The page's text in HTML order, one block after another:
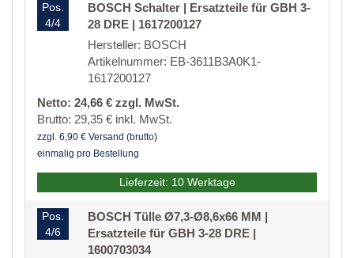
Pos.
4/4
BOSCH Schalter | Ersatzteile für GBH 3-
28 DRE | 1617200127
Hersteller: BOSCH
Artikelnummer: EB-3611B3A0K1-
1617200127
Netto: 24,66 € zzgl. MwSt.
Brutto: 29,35 € inkl. MwSt.
zzgl. 6,90 € Versand (brutto)
einmalig pro Bestellung
Lieferzeit: 10 Werktage
Pos.
4/6
BOSCH Tülle Ø7,3-Ø8,6x66 MM |
Ersatzteile für GBH 3-28 DRE |
1600703034